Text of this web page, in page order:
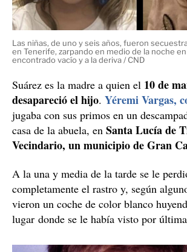
Las niñas, de uno y seis años, fueron
en Tenerife, zarpando en medio de la noche
encontrado vacío y a la deriva / CND
Suárez es la madre a quien el 10 de
desapareció el hijo. Yéremi Vargas,
jugaba con sus primos en un
casa de la abuela, en Santa Lucía de
Vecindario, un municipio de Gran
A la una y media de la tarde se le
completamente el rastro y, según
vieron un coche de color blanco
lugar donde se le había visto por